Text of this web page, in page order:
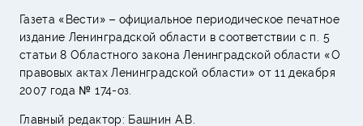
Газета «Вести» – официальное периодическое печатное
издание Ленинградской области в соответствии с п. 5
статьи 8 Областного закона Ленинградской области «О
правовых актах Ленинградской области» от 11 декабря
2007 года № 174-оз.
Главный редактор: Башнин А.В.